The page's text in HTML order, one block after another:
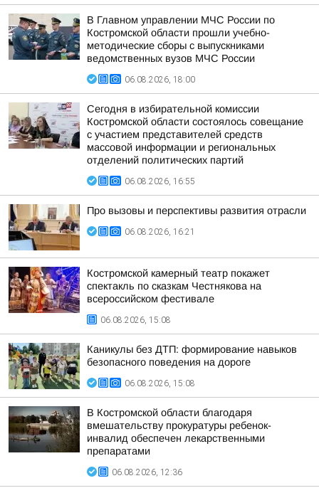
В Главном управлении МЧС России по
Костромской области прошли учебно-
методические сборы с выпускниками
ведомственных вузов МЧС России
06.08.2026, 18:00
Сегодня в избирательной комиссии
Костромской области состоялось совещание
с участием представителей средств
массовой информации и региональных
отделений политических партий
06.08.2026, 16:55
Про вызовы и перспективы развития отрасли
06.08.2026, 16:21
Костромской камерный театр покажет
спектакль по сказкам Честнякова на
всероссийском фестивале
06.08.2026, 15:08
Каникулы без ДТП: формирование навыков
безопасного поведения на дороге
06.08.2026, 15:08
В Костромской области благодаря
вмешательству прокуратуры ребенок-
инвалид обеспечен лекарственными
препаратами
06.08.2026, 12:36